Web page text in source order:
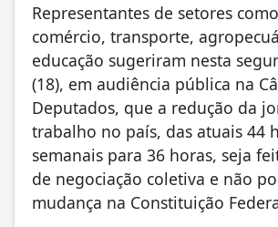
Representantes de setores
comércio, transporte,
educação sugeriram nesta
(18), em audiência pública na
Deputados, que a redução da
trabalho no país, das atuais 44
semanais para 36 horas, seja
de negociação coletiva e não
mudança na Constituição